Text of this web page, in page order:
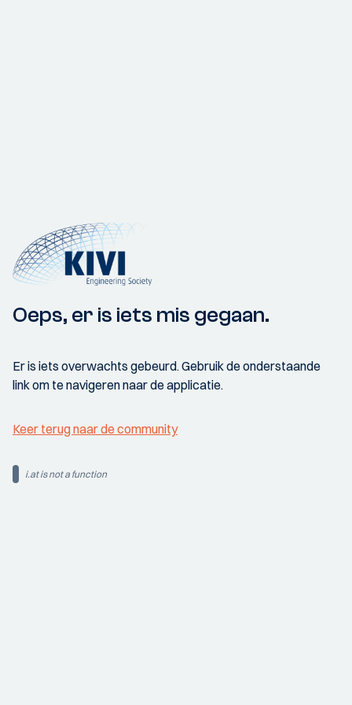
Oeps, er is iets mis gegaan.
Er is iets overwachts gebeurd. Gebruik de onderstaande
link om te navigeren naar de applicatie.
Keer terug naar de community
i.at is not a function